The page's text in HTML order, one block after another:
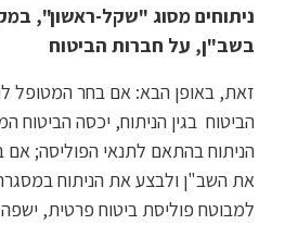
ניתוחים מסוג "שקל-ראשון",
בשב"ן, על חברות הביטוח
זאת, באופן הבא: אם בחר המטופל
הביטוח בגין הניתוח, יכסה הביטוח
הניתוח בהתאם לתנאי הפוליסה;
את השב"ן ולבצע את הניתוח
למבוטח פוליסת ביטוח פרטית,